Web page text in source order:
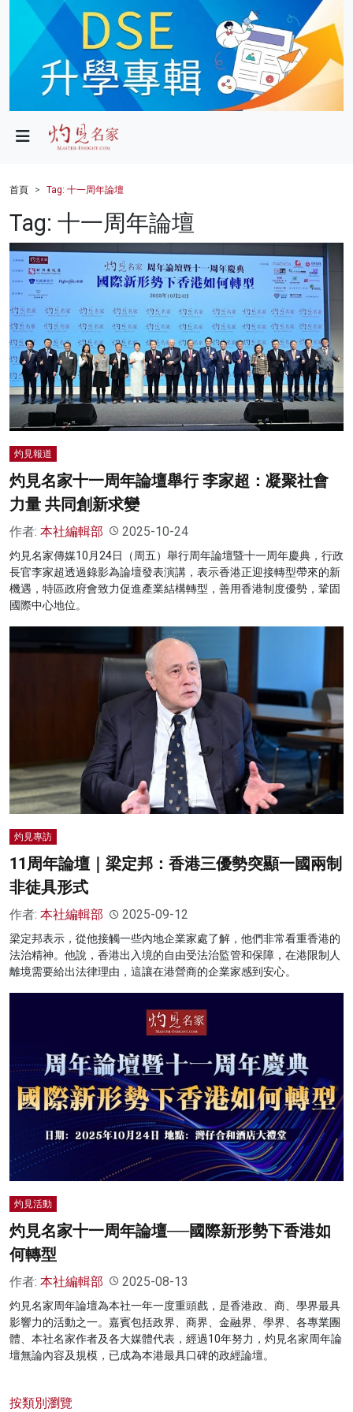
政局
財經
健康
商業
科技
影片
名家榜
灼見活動
首頁 Tag: 十一周年論壇
Tag: 十一周年論壇
灼見報道
灼見名家十一周年論壇舉行 李家超：凝聚社會
力量 共同創新求變
作者: 本社編輯部 2025-10-24
灼見名家傳媒10月24日（周五）舉行周年論壇暨十一周年慶典，行政
長官李家超透過錄影為論壇發表演講，表示香港正迎接轉型帶來的新
機遇，特區政府會致力促進產業結構轉型，善用香港制度優勢，鞏固
國際中心地位。
灼見專訪
11周年論壇｜梁定邦：香港三優勢突顯一國兩制
非徒具形式
作者: 本社編輯部 2025-09-12
梁定邦表示，從他接觸一些內地企業家處了解，他們非常看重香港的
法治精神。他說，香港出入境的自由受法治監管和保障，在港限制人
離境需要給出法律理由，這讓在港營商的企業家感到安心。
灼見活動
灼見名家十一周年論壇──國際新形勢下香港如
何轉型
作者: 本社編輯部 2025-08-13
灼見名家周年論壇為本社一年一度重頭戲，是香港政、商、學界最具
影響力的活動之一。嘉賓包括政界、商界、金融界、學界、各專業團
體、本社名家作者及各大媒體代表，經過10年努力，灼見名家周年論
壇無論內容及規模，已成為本港最具口碑的政經論壇。
按類別瀏覽